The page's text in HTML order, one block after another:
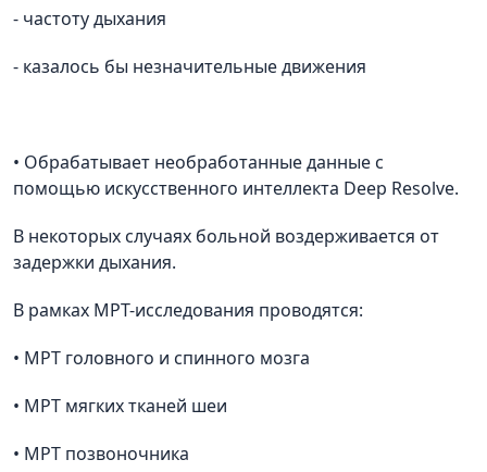
- частоту дыхания
- казалось бы незначительные движения
• Обрабатывает необработанные данные с
помощью искусственного интеллекта Deep Resolve.
В некоторых случаях больной воздерживается от
задержки дыхания.
В рамках МРТ-исследования проводятся:
• МРТ головного и спинного мозга
• МРТ мягких тканей шеи
• МРТ позвоночника